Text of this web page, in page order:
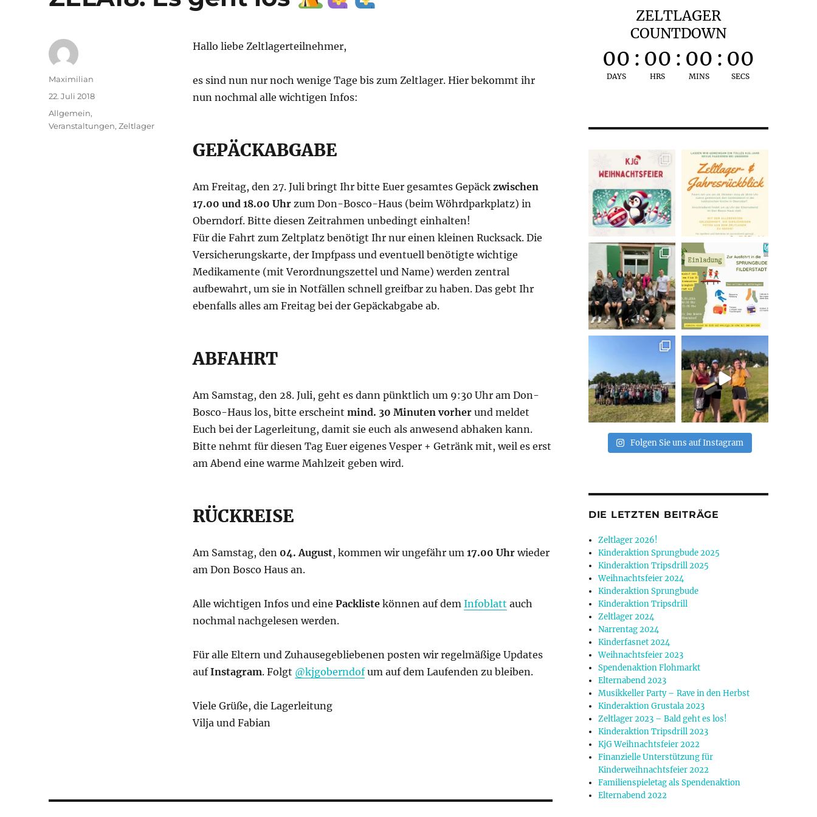
Hallo liebe Zeltlagerteilnehmer,
es sind nun nur noch wenige Tage bis zum Zeltlager. Hier bekommt ihr
nun nochmal alle wichtigen Infos:
GEPÄCKABGABE
Am Freitag, den 27. Juli bringt Ihr bitte Euer gesamtes Gepäck zwischen
17.00 und 18.00 Uhrzum Don-Bosco-Haus (beim Wöhrdparkplatz) in
Oberndorf. Bitte diesen Zeitrahmen unbedingt einhalten!
Für die Fahrt zum Zeltplatz benötigt Ihr nur einen kleinen Rucksack. Die
Versicherungskarte, der Impfpass und eventuell benötigte wichtige
Medikamente (mit Verordnungszettel und Name) werden zentral
aufbewahrt, um sie in Notfällen schnell greifbar zu haben. Das gebt Ihr
ebenfalls alles am Freitag bei der Gepäckabgabe ab.
ABFAHRT
Am Samstag, den 28. Juli, geht es dann pünktlich um 9:30 Uhr am Don-
Bosco-Haus los, bitte erscheint mind. 30 Minuten vorherund meldet
Euch bei der Lagerleitung, damit sie euch als anwesend abhaken kann.
Bitte nehmt für diesen Tag Euer eigenes Vesper + Getränk mit, weil es erst
am Abend eine warme Mahlzeit geben wird.
RÜCKREISE
Am Samstag, den 04. August, kommen wir ungefähr um 17.00 Uhrwieder
am Don Bosco Haus an.
Alle wichtigen Infos und eine Packlistekönnen auf dem Infoblatt auch
nochmal nachgelesen werden.
Für alle Eltern und Zuhausegebliebenen posten wir regelmäßige Updates
aufInstagram. Folgt @kjgoberndofum auf dem Laufenden zu bleiben.
Viele Grüße, die Lagerleitung
Vilja und Fabian
Autor
Maximilian
Veröffentlicht
am
22. Juli 2018
Kategorien
Allgemein,
Veranstaltungen,Zeltlager
ZELTLAGER
COUNTDOWN
00
DAYS
: 00
HRS
: 00
MINS
: 00
SECS
Folgen Sie uns auf Instagram
DIE LETZTEN BEITRÄGE
Zeltlager 2026!
Kinderaktion Sprungbude 2025
Kinderaktion Tripsdrill 2025
Weihnachtsfeier 2024
Kinderaktion Sprungbude
Kinderaktion Tripsdrill
Zeltlager 2024
Narrentag 2024
Kinderfasnet 2024
Weihnachtsfeier 2023
Spendenaktion Flohmarkt
Elternabend 2023
Musikkeller Party – Rave in den Herbst
Kinderaktion Grustala 2023
Zeltlager 2023 – Bald geht es los!
Kinderaktion Tripsdrill 2023
KjG Weihnachtsfeier 2022
Finanzielle Unterstützung für
Kinderweihnachtsfeier 2022
Familienspieletag als Spendenaktion
Elternabend 2022